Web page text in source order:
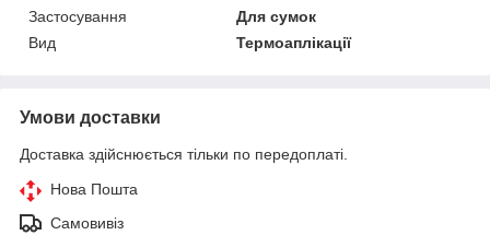
Застосування
Для сумок
Вид
Термоаплікації
Умови доставки
Доставка здійснюється тільки по передоплаті.
Нова Пошта
Самовивіз